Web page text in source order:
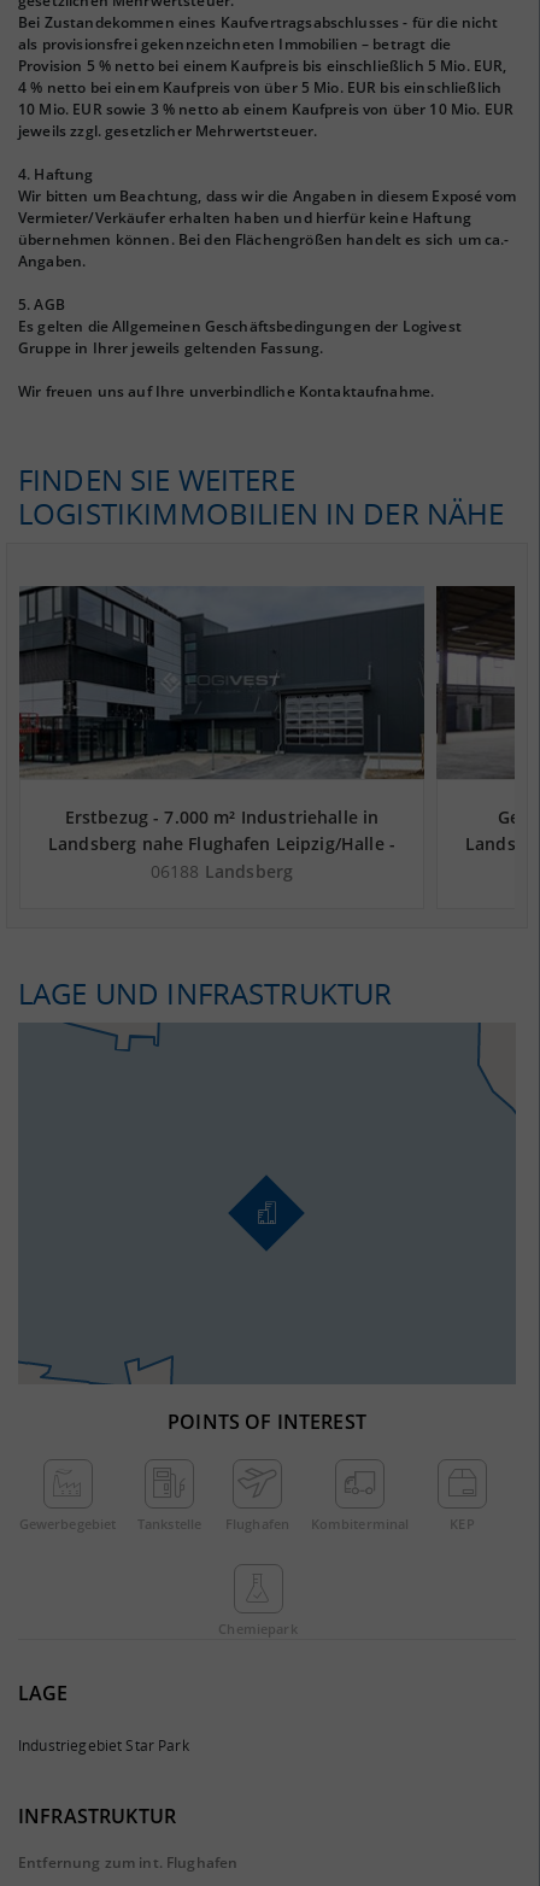
Bei Zustandekommen eines Kaufvertragsabschlusses - für die nicht
als provisionsfrei gekennzeichneten Immobilien – betragt die
Provision 5 % netto bei einem Kaufpreis bis einschließlich 5 Mio. EUR,
4 % netto bei einem Kaufpreis von über 5 Mio. EUR bis einschließlich
10 Mio. EUR sowie 3 % netto ab einem Kaufpreis von über 10 Mio. EUR
jeweils zzgl. gesetzlicher Mehrwertsteuer.
4. Haftung
Wir bitten um Beachtung, dass wir die Angaben in diesem Exposé vom
Vermieter/Verkäufer erhalten haben und hierfür keine Haftung
übernehmen können. Bei den Flächengrößen handelt es sich um ca.-
Angaben.
5. AGB
Es gelten die Allgemeinen Geschäftsbedingungen der Logivest
Gruppe in Ihrer jeweils geltenden Fassung.
Wir freuen uns auf Ihre unverbindliche Kontaktaufnahme.
FINDEN SIE WEITERE
LOGISTIKIMMOBILIEN IN DER NÄHE
Erstbezug - 7.000 m² Industriehalle in
Landsberg nahe Flughafen Leipzig/Halle -
Landkreis Saalekreis
06188 Landsberg
LAGE UND INFRASTRUKTUR
POINTS OF INTEREST
Gewerbe­gebiet Tankstelle Flughafen Kombi­terminal KEP
Chemie­park
LAGE
Industriegebiet Star Park
INFRASTRUKTUR
Entfernung zum int. Flughafen